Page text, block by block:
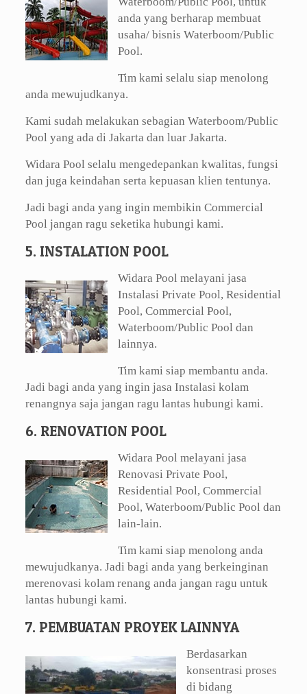
anda yang berharap membuat
usaha/ bisnis Waterboom/Public
Pool.
Tim kami selalu siap menolong
anda mewujudkanya.
Kami sudah melakukan sebagian Waterboom/Public
Pool yang ada di Jakarta dan luar Jakarta.
Widara Pool selalu mengedepankan kwalitas, fungsi
dan juga keindahan serta kepuasan klien tentunya.
Jadi bagi anda yang ingin membikin Commercial
Pool jangan ragu seketika hubungi kami.
5. INSTALATION POOL
Widara Pool melayani jasa
Instalasi Private Pool, Residential
Pool, Commercial Pool,
Waterboom/Public Pool dan
lainnya.
Tim kami siap membantu anda.
Jadi bagi anda yang ingin jasa Instalasi kolam
renangnya saja jangan ragu lantas hubungi kami.
6. RENOVATION POOL
Widara Pool melayani jasa
Renovasi Private Pool,
Residential Pool, Commercial
Pool, Waterboom/Public Pool dan
lain-lain.
Tim kami siap menolong anda
mewujudkanya. Jadi bagi anda yang berkeinginan
merenovasi kolam renang anda jangan ragu untuk
lantas hubungi kami.
7. PEMBUATAN PROYEK LAINNYA
Berdasarkan
konsentrasi proses
di bidang